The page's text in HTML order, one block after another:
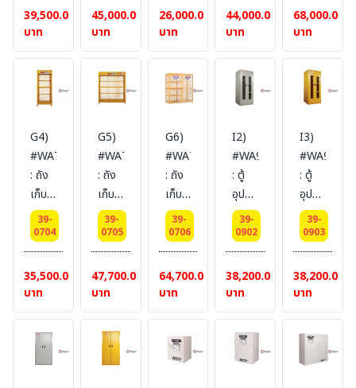
Flammable
Cabinet
(PPE
Cabinet)
72 L
(manual)
Certification(FM/CE)
Ext
dimension(HxWxD/cm)
91x76x55
SYSBEL
รวม
สายดิน)
39,500.00
บาท
Flammable
Cabinet
(PPE
87 L
2
(manual)
Certification(FM/CE)
Ext
dimension(HxWxD/cm)
89x89x55
SYSBEL
รวม
สายดิน)
45,000.00
บาท
Cylinder
Storage
Cages
Type
LPG
Horizontal
4
Product
Size
(HxWxd/cm)
96x76x76
(ไม่
รวม
สายดิน)
26,000.00
บาท
Cylinder
Storage
Cages
Cylinder
Type
LPG
Horizontal
8
Product
Size(HxWxD/cm
180x76x76
SYSBEL
รวม
สายดิน)
44,000.00
บาท
Cylinder
Storage
Cages
Cylinder
Type
LPG
Horizontal
16
Packing
dimension
Product
Size
180x52x76
SYSBEL
68,000.00
บาท
G4)
#WA710309
: ถัง
เก็บ
ถัง
แก๊ส
Gas
Cylinder
Storage
Cages
Type
Compressed
39-
0704
35,500.00
บาท
G5)
#WA710318
: ถัง
เก็บ
ถัง
แก๊ส
Gas
Cylinder
Storage
Cages
Cylinder
Type
Compressed
39-
0705
47,700.00
บาท
G6)
#WA710589
: ถัง
เก็บ
ถัง
แก๊ส
Gas
Cylinder
Storage
Cages
Type
LPG&Compressed
39-
0706
64,700.00
บาท
I2)
#WA920450
: ตู้
อุปกรณ์
ฉุกเฉิน
(มีหน้า
ต่าง)
Emergency
Equipment
Cabinet
(PPE
Cabinet)
170L
39-
0902
38,200.00
บาท
I3)
: ตู้
อุปกรณ์
ฉุกเฉิน
(มีหน้า
ต่าง)
Equipment
Cabinet
Cabinet)
170L
39-
0903
38,200.00
บาท